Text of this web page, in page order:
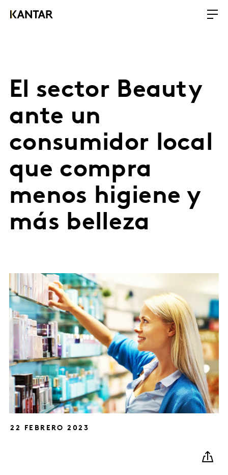
El sector Beauty
ante un
consumidor local
que compra
menos higiene y
más belleza
22 FEBRERO 2023